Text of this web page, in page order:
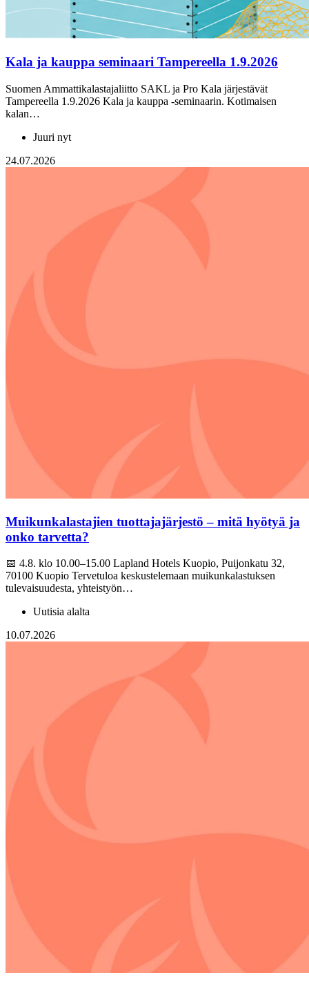
Kala ja kauppa seminaari Tampereella 1.9.2026
Suomen Ammattikalastajaliitto SAKL ja Pro Kala järjestävät
Tampereella 1.9.2026 Kala ja kauppa -seminaarin. Kotimaisen
kalan…
Juuri nyt
24.07.2026
Muikunkalastajien tuottajajärjestö – mitä hyötyä ja
onko tarvetta?
📅 4.8. klo 10.00–15.00 Lapland Hotels Kuopio, Puijonkatu 32,
70100 Kuopio Tervetuloa keskustelemaan muikunkalastuksen
tulevaisuudesta, yhteistyön…
Uutisia alalta
10.07.2026